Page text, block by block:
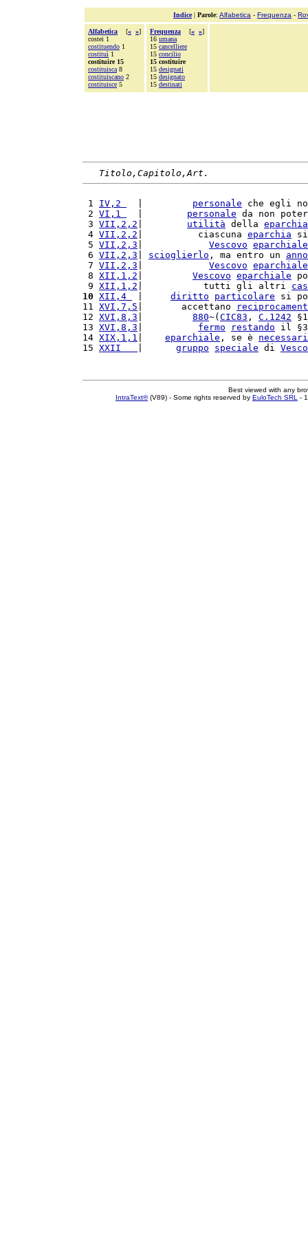
Indice| Parole: Alfabetica - Frequenza -
Alfabetica [« »]
costei 1
costituendo 1
costituì 1
costituire 15
costituisca 8
costituiscano 2
costituisce 5
Frequenza [« »]
16 umana
15 cancelliere
15 concilio
15 costituire
15 designati
15 designato
15 destinati
Titolo,Capitolo,Art.
1 IV,2 personale che egli
2 VI,1 personale da non
3 VII,2,2 utilità della eparchia
4 VII,2,2 |          ciascuna eparchia
5 VII,2,3 Vescovo eparchiale
6 VII,2,3 scioglierlo , ma entro un anno
7 VII,2,3 Vescovo eparchiale
8 XII,1,2 Vescovo eparchiale
9 XII,1,2 |           tutti gli altri
10 XII,4 diritto particolare si
11 XVI,7,5 |       accettano
12 XVI,8,3 880~( CIC83 , C. 1242
13 XVI,8,3 fermo restando il
14 XIX,1,1 eparchiale , se è
15 XXII gruppo speciale di
Best viewed with any
IntraText®(V89) - Some rights reserved by EuloTech SRL -